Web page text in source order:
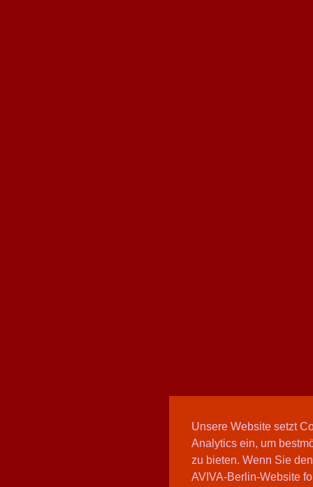
Unsere Website setzt
Analytics ein, um
zu bieten. Wenn Sie
AVIVA-Berlin-Website